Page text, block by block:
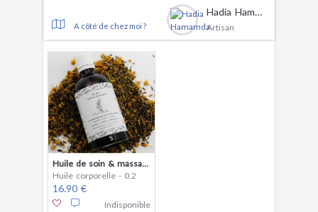
A côté de chez moi ?
Hadia Hamamda
Artisan
Huile de soin & massage aux herbes bienfaisantes biologiques (100ml)
Huile corporelle - 0.2
16.90 €
Indisponible